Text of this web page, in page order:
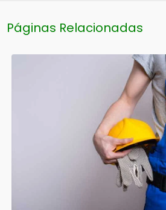
Páginas Relacionadas